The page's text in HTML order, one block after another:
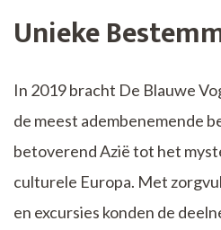
Unieke
In 2019 bracht De Blauwe
de meest adembenemende
betoverend Azië tot het
culturele Europa. Met
en excursies konden de